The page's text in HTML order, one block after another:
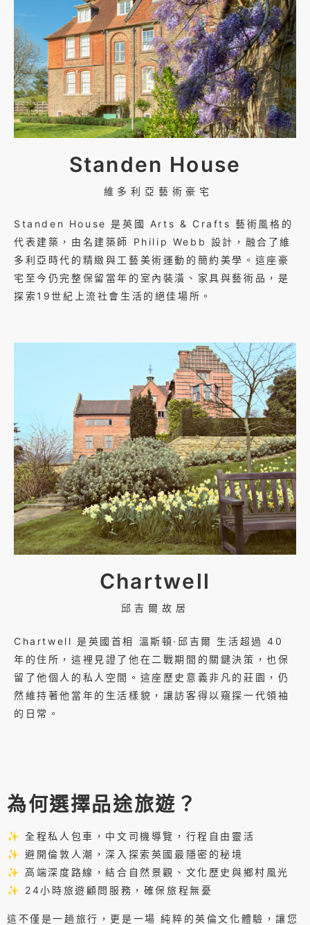
Standen House
維多利亞藝術豪宅
Standen House 是英國 Arts & Crafts 藝術風格的
代表建築，由名建築師 Philip Webb 設計，融合了維
多利亞時代的精緻與工藝美術運動的簡約美學。這座豪
宅至今仍完整保留當年的室內裝潢、家具與藝術品，是
探索19世紀上流社會生活的絕佳場所。
Chartwell
邱吉爾故居
Chartwell 是英國首相 溫斯頓·邱吉爾 生活超過 40
年的住所，這裡見證了他在二戰期間的關鍵決策，也保
留了他個人的私人空間。這座歷史意義非凡的莊園，仍
然維持著他當年的生活樣貌，讓訪客得以窺探一代領袖
的日常。
為何選擇品途旅遊？
✨ 全程私人包車，中文司機導覽，行程自由靈活
✨ 避開倫敦人潮，深入探索英國最隱密的秘境
✨ 高端深度路線，結合自然景觀、文化歷史與鄉村風光
✨ 24小時旅遊顧問服務，確保旅程無憂
這不僅是一趟旅行，更是一場 純粹的英倫文化體驗，讓您